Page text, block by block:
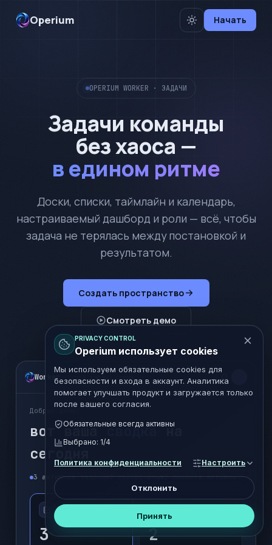
PRIVACY CONTROL
Operium использует cookies
Мы используем обязательные cookies для
безопасности и входа в аккаунт. Аналитика
помогает улучшать продукт и загружается только
после вашего согласия.
Обязательные всегда активны
Выбрано: 1/4
Политика конфиденциальности Настроить
Отклонить
Принять
Operium Начать
OPERIUM WORKER · ЗАДАЧИ
Задачи команды
без хаоса —
в едином ритме
Доски, списки, таймлайн и календарь,
настраиваемый дашборд и роли — всё, чтобы
задача не терялась между постановкой и
результатом.
Создать пространство
Смотреть демо
Worker
Добрый день,
вот вашасводкана
сегодня
3 активные задачи 2 просрочены 2 проекта активны
3 2